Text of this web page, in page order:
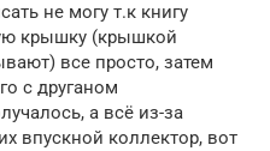
не могу т.к книгу
крышку (крышкой
все просто, затем
с друганом
а всё из-за
впускной коллектор, вот